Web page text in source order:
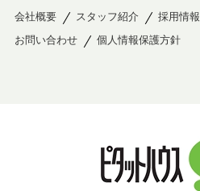
会社概要 スタッフ紹介 採用情報
お問い合わせ
個人情報保護方針